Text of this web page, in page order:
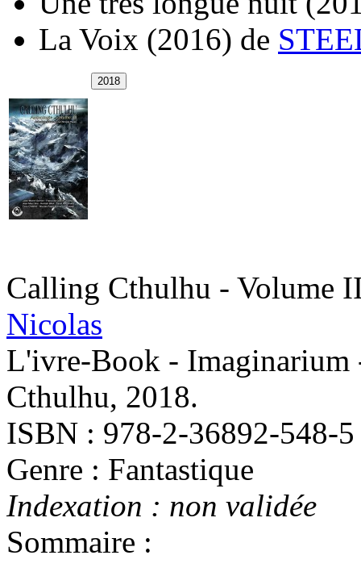
La Voix (2016) de
Calling Cthulhu - Volume
Nicolas
L'ivre-Book - Imaginarium
Cthulhu, 2018.
ISBN : 978-2-36892-548-5
Genre : Fantastique
Indexation : non validée
Sommaire :